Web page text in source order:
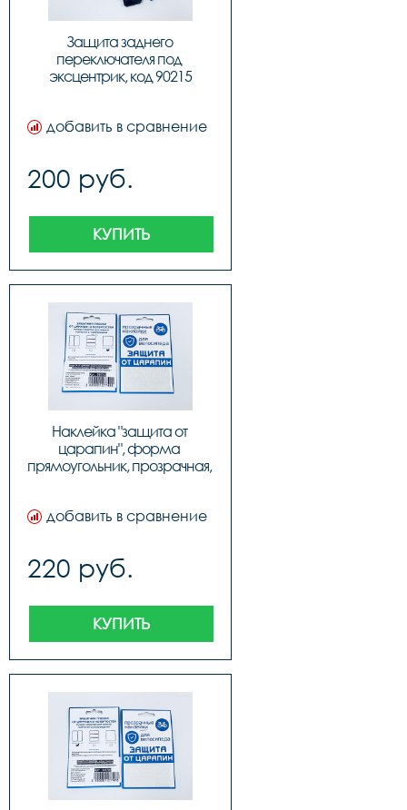
Защита заднего
переключателя под
эксцентрик, код 90215
добавить в сравнение
200 руб.
КУПИТЬ
Наклейка "защита от
царапин", форма
прямоугольник, прозрачная,
добавить в сравнение
220 руб.
КУПИТЬ